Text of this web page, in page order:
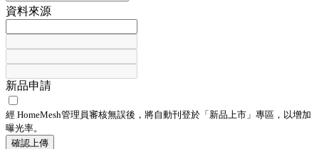
資料來源
新品申請
經 HomeMesh管理員審核無誤後，將自動刊登於「 新品上市 」專區，以增加
曝光率。
確認上傳